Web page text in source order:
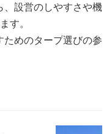
設営のしやすさや機
す。
めのタープ選びの参